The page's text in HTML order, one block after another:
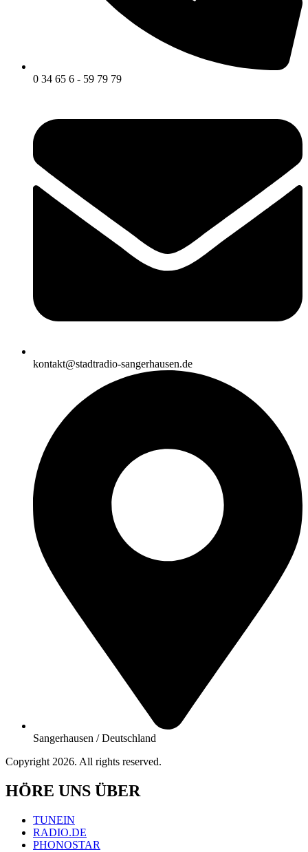
0 34 65 6 - 59 79 79
kontakt@stadtradio-sangerhausen.de
Sangerhausen / Deutschland
Copyright 2026. All rights reserved.
HÖRE UNS ÜBER
TUNEIN
RADIO.DE
PHONOSTAR